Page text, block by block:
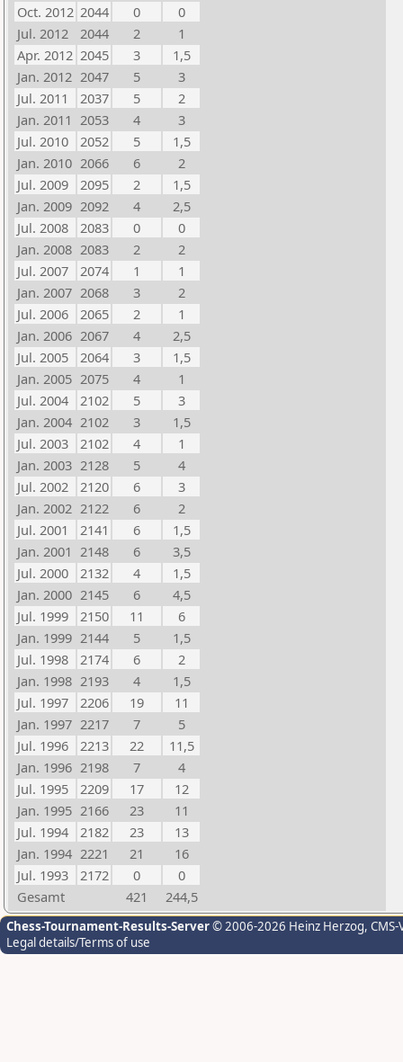
Oct. 2012 2044 0
0
Jul. 2012
2044 2
1
Apr. 2012 2045 3
1,5
Jan. 2012 2047 5
3
Jul. 2011
2037 5
2
Jan. 2011 2053 4
3
Jul. 2010
2052 5
1,5
Jan. 2010 2066 6
2
Jul. 2009
2095 2
1,5
Jan. 2009 2092 4
2,5
Jul. 2008
2083 0
0
Jan. 2008 2083 2
2
Jul. 2007
2074 1
1
Jan. 2007 2068 3
2
Jul. 2006
2065 2
1
Jan. 2006 2067 4
2,5
Jul. 2005
2064 3
1,5
Jan. 2005 2075 4
1
Jul. 2004
2102 5
3
Jan. 2004 2102 3
1,5
Jul. 2003
2102 4
1
Jan. 2003 2128 5
4
Jul. 2002
2120 6
3
Jan. 2002 2122 6
2
Jul. 2001
2141 6
1,5
Jan. 2001 2148 6
3,5
Jul. 2000
2132 4
1,5
Jan. 2000 2145 6
4,5
Jul. 1999
2150 11
6
Jan. 1999 2144 5
1,5
Jul. 1998
2174 6
2
Jan. 1998 2193 4
1,5
Jul. 1997
2206 19
11
Jan. 1997 2217 7
5
Jul. 1996
2213 22
11,5
Jan. 1996 2198 7
4
Jul. 1995
2209 17
12
Jan. 1995 2166 23
11
Jul. 1994
2182 23
13
Jan. 1994 2221 21
16
Jul. 1993
2172 0
0
Gesamt
421 244,5
Chess-Tournament-Results-Server© 2006-2026 Heinz Herzog,
Legal details/Terms of use